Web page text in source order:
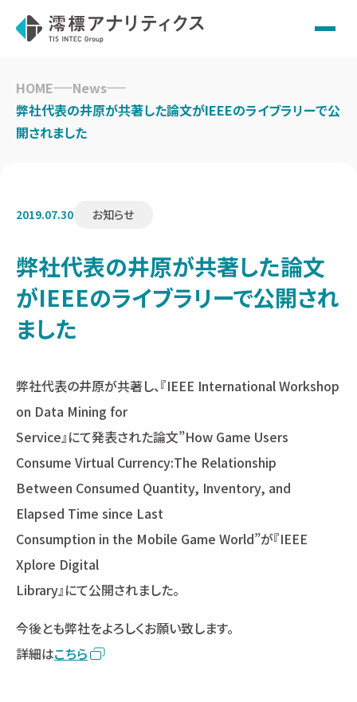
content
HOME
News
弊社代表の井原が共著した論文がIEEEのライブラリーで公
開されました
2019.07.30 お知らせ
弊社代表の井原が共著した論文
がIEEEのライブラリーで公開され
ました
弊社代表の井原が共著し、『IEEE International Workshop
on Data Mining for
Service』にて発表された論文”How Game Users
Consume Virtual Currency:The Relationship
Between Consumed Quantity, Inventory, and
Elapsed Time since Last
Consumption in the Mobile Game World”が『IEEE
Xplore Digital
Library』にて公開されました。
今後とも弊社をよろしくお願い致します。
詳細はこちら